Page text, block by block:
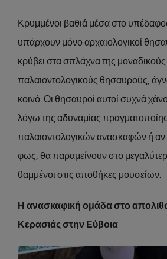
Κρυμμένοι βαθιά μέσα στο
υπάρχουν μόνο αρχαιολογικοί
κρύβει στα σπλάχνα της
παλαιοντολογικούς θησαυρούς,
κοινό. Οι θησαυροί αυτοί συχνά
λόγω της αδυναμίας
παλαιοντολογικών ανασκαφών ή αν
φως, θα παραμείνουν στο
θαμμένοι στις αποθήκες μουσείων.
Η ανασκαφική ομάδα στο
Κερασιάς στην Εύβοια